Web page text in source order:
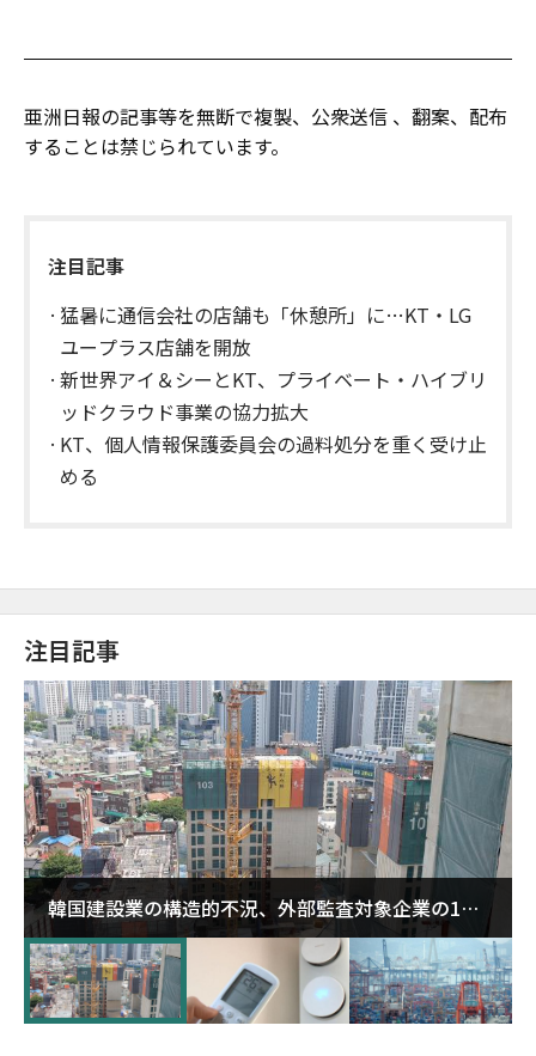
亜洲日報の記事等を無断で複製、公衆送信 、翻案、配布
することは禁じられています。
注目記事
猛暑に通信会社の店舗も「休憩所」に…KT・LG
ユープラス店舗を開放
新世界アイ＆シーとKT、プライベート・ハイブリ
ッドクラウド事業の協力拡大
KT、個人情報保護委員会の過料処分を重く受け止
める
注目記事
韓国建設業の構造的不況、外部監査対象企業の1割
超が「ゾンビ企業」に…5年で2.8倍増